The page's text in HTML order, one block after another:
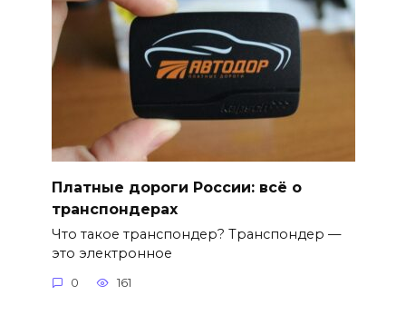
Платные дороги России: всё о
транспондерах
Что такое транспондер? Транспондер —
это электронное
0 161